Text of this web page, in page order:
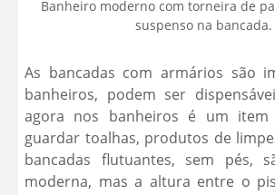
Banheiro moderno com torneira de
suspenso na bancada.
As bancadas com armários são
banheiros, podem ser
agora nos banheiros é um item
guardar toalhas, produtos de
bancadas flutuantes, sem pés,
moderna, mas a altura entre o